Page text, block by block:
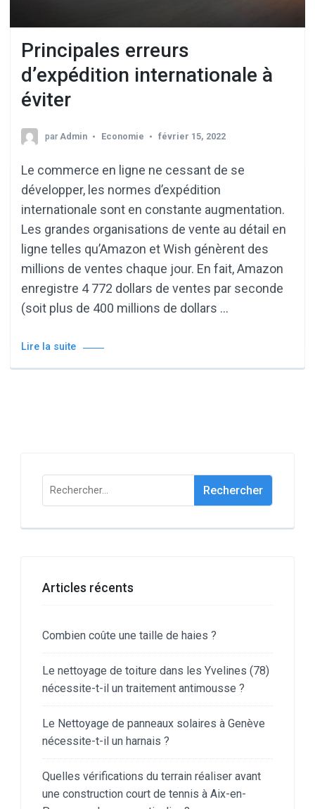
Principales erreurs
d’expédition internationale à
éviter
par Admin Economie février 15, 2022
Le commerce en ligne ne cessant de se
développer, les normes d’expédition
internationale sont en constante augmentation.
Les grandes organisations de vente au détail en
ligne telles qu’Amazon et Wish génèrent des
millions de ventes chaque jour. En fait, Amazon
enregistre 4 772 dollars de ventes par seconde
(soit plus de 400 millions de dollars …
Lire la suite
Rechercher :
Articles récents
Combien coûte une taille de haies ?
Le nettoyage de toiture dans les Yvelines (78)
nécessite-t-il un traitement antimousse ?
Le Nettoyage de panneaux solaires à Genève
nécessite-t-il un harnais ?
Quelles vérifications du terrain réaliser avant
une construction court de tennis à Aix-en-